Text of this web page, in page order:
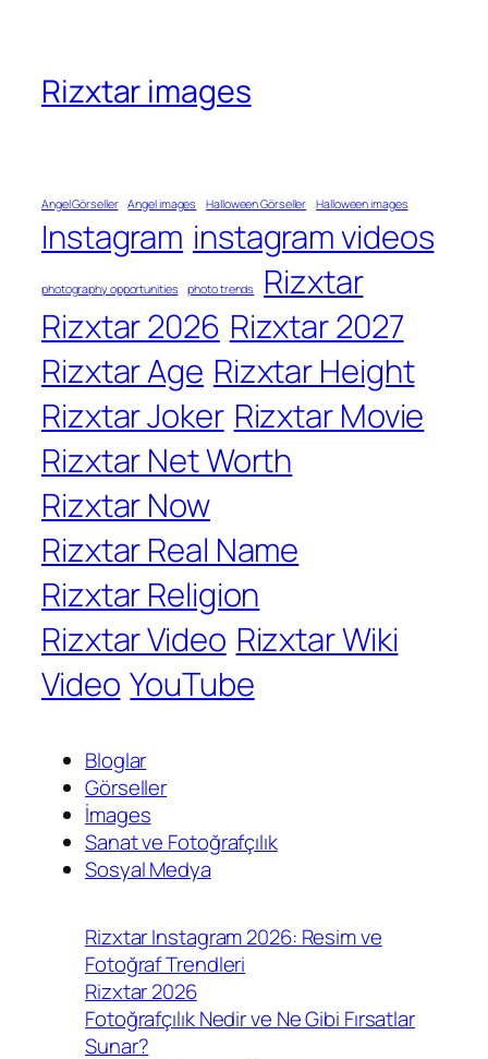
Rizxtar images
Angel Görseller Angel images Halloween Görseller Halloween images
Instagram instagram videos
photography opportunities photo trends
Rizxtar
Rizxtar 2026 Rizxtar 2027
Rizxtar Age Rizxtar Height
Rizxtar Joker Rizxtar Movie
Rizxtar Net Worth
Rizxtar Now
Rizxtar Real Name
Rizxtar Religion
Rizxtar Video Rizxtar Wiki
Video YouTube
Bloglar
Görseller
İmages
Sanat ve Fotoğrafçılık
Sosyal Medya
Rizxtar Instagram 2026: Resim ve
Fotoğraf Trendleri
Rizxtar 2026
Fotoğrafçılık Nedir ve Ne Gibi Fırsatlar
Sunar?